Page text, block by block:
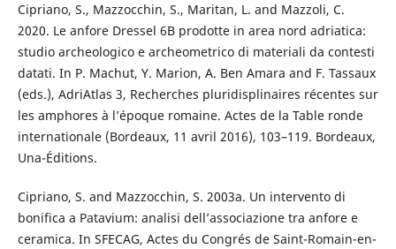
Cipriano, S., Mazzocchin, S., Maritan, L. and Mazzoli, C.
2020. Le anfore Dressel 6B prodotte in area nord adriatica:
studio archeologico e archeometrico di materiali da contesti
datati. In P. Machut, Y. Marion, A. Ben Amara and F. Tassaux
(eds.), AdriAtlas 3, Recherches pluridisplinaires récentes sur
les amphores à l’époque romaine. Actes de la Table ronde
internationale (Bordeaux, 11 avril 2016), 103–119. Bordeaux,
Una-Éditions.
Cipriano, S. and Mazzocchin, S. 2003a. Un intervento di
bonifica a Patavium: analisi dell’associazione tra anfore e
ceramica. In SFECAG, Actes du Congrés de Saint-Romain-en-